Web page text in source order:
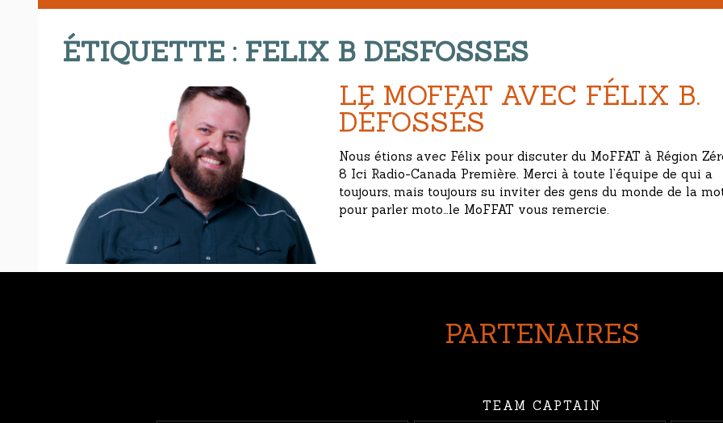
ÉTIQUETTE : FELIX B DESFOSSES
LE MOFFAT AVEC FÉLIX B.
DÉFOSSÉS
Nous étions avec Félix pour discuter du MoFFAT à Région
8 Ici Radio-Canada Première. Merci à toute l’équipe de qui a
toujours, mais toujours su inviter des gens du monde de la
pour parler moto…le MoFFAT vous remercie.
PARTENAIRES
TEAM CAPTAIN